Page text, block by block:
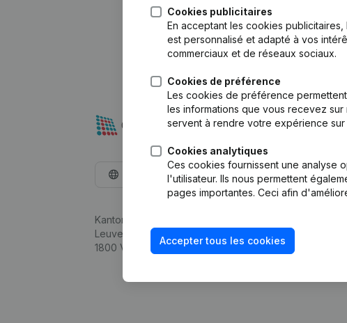
Cookies publicitaires
En acceptant les cookies
est personnalisé et adapté à vos
commerciaux et de réseaux sociaux.
Cookies de préférence
Les cookies de préférence
les informations que vous recevez
servent à rendre votre expérience
Cookies analytiques
Ces cookies fournissent une analyse
l'utilisateur. Ils nous permettent
pages importantes. Ceci afin
Accepter tous les cookies
Français
Kantorenpark Everest
Leuvensesteenweg 248D,
1800 Vilvoorde